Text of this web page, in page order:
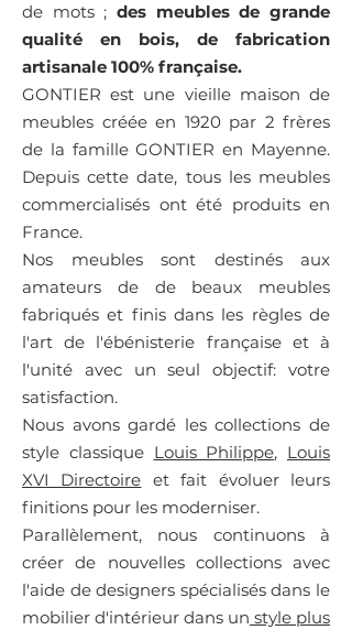
de mots ; des meubles de grande
qualité en bois, de fabrication
artisanale 100% française.
GONTIER est une vieille maison de
meubles créée en 1920 par 2 frères
de la famille GONTIER en Mayenne.
Depuis cette date, tous les meubles
commercialisés ont été produits en
France.
Nos meubles sont destinés aux
amateurs de de beaux meubles
fabriqués et finis dans les règles de
l'art de l'ébénisterie française et à
l'unité avec un seul objectif: votre
satisfaction.
Nous avonsgardé les collections de
style classique Louis Philippe, Louis
XVI Directoire et fait évoluer leurs
finitions pour les moderniser.
Parallèlement, nous continuons à
créer de nouvelles collections avec
l'aide de designers spécialisés dans le
mobilier d'intérieur dans un style plus